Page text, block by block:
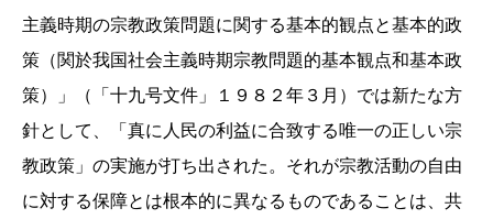
主義時期の宗教政策問題に関する基本的観点と基本的政
策（関於我国社会主義時期宗教問題的基本観点和基本政
策）」（「十九号文件」１９８２年３月）では新たな方
針として、「真に人民の利益に合致する唯一の正しい宗
教政策」の実施が打ち出された。それが宗教活動の自由
に対する保障とは根本的に異なるものであることは、共